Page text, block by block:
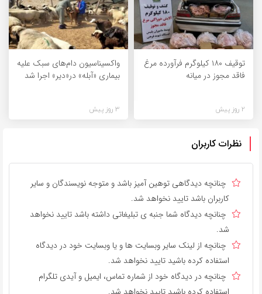
توقیف ۱۸۰ کیلوگرم فرآورده مرغ
فاقد مجوز در میانه
2 روز پیش
واکسیناسیون دام‌های سبک علیه
بیماری «آبله» در«دیر» اجرا شد
3 روز پیش
نظرات کاربران
چنانچه دیدگاهی توهین آمیز باشد و متوجه نویسندگان و سایر
کاربران باشد تایید نخواهد شد.
چنانچه دیدگاه شما جنبه ی تبلیغاتی داشته باشد تایید نخواهد
شد.
چنانچه از لینک سایر وبسایت ها و یا وبسایت خود در دیدگاه
استفاده کرده باشید تایید نخواهد شد.
چنانچه در دیدگاه خود از شماره تماس، ایمیل و آیدی تلگرام
استفاده کرده باشید تایید نخواهد شد.